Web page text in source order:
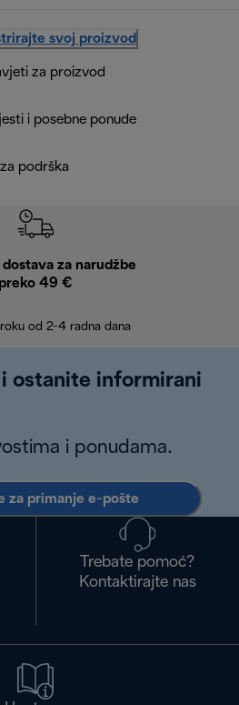
svoj proizvod
za proizvod
i posebne ponude
podrška
dostava za narudžbe
preko 49 €
od 2-4 radna dana
i ostanite informirani
i ponudama.
za primanje e-pošte
Trebate pomoć?
Kontaktirajte nas